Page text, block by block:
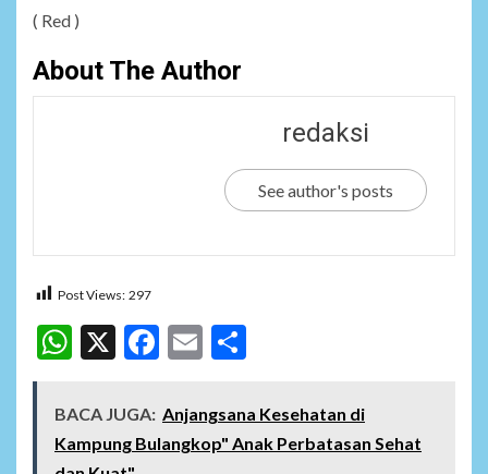
( Red )
About The Author
redaksi
See author's posts
Post Views: 297
WhatsApp
X Facebook
Email
BACA JUGA: Anjangsana Kesehatan di
Kampung Bulangkop" Anak Perbatasan Sehat